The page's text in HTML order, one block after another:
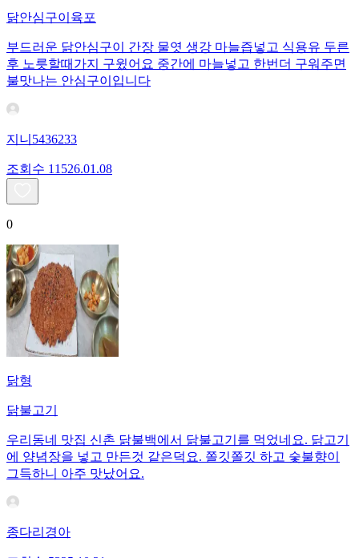
닭안심구이육포
부드러운 닭안심구이 간장 물엿 생강 마늘즙넣고 식용유 두른
후 노릇할때가지 구윘어요 중간에 마늘넣고 한번더 구워주면
불맛나는 안심구이입니다
지니5436233
조회수 11526.01.08
0
닭형
닭불고기
우리동네 맛집 신촌 닭불백에서 닭불고기를 먹었네요. 닭고기
에 양념장을 넣고 만든것 같은덕요. 쫄깃쫄깃 하고 숯불향이
그득하니 아주 맛났어요.
종다리경아